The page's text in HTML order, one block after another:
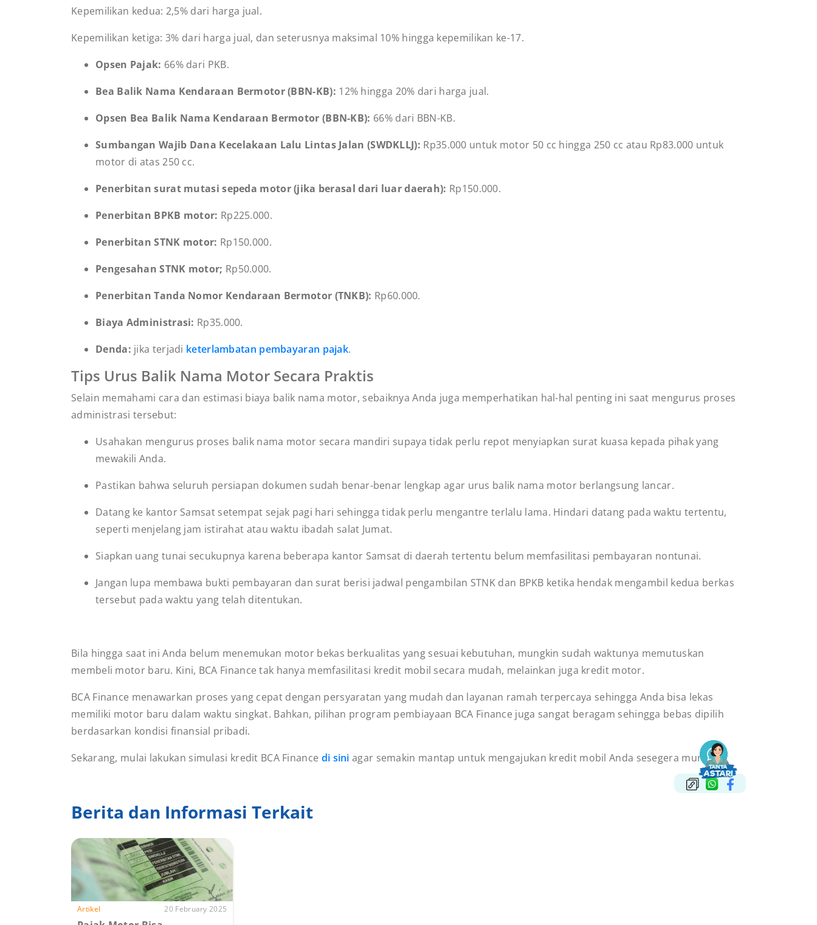
Kepemilikan kedua: 2,5% dari harga jual.
Kepemilikan ketiga: 3% dari harga jual, dan seterusnya maksimal 10% hingga kepemilikan ke-17.
Opsen Pajak: 66% dari PKB.
Bea Balik Nama Kendaraan Bermotor (BBN-KB): 12% hingga 20% dari harga jual.
Opsen Bea Balik Nama Kendaraan Bermotor (BBN-KB): 66% dari BBN-KB.
Sumbangan Wajib Dana Kecelakaan Lalu Lintas Jalan (SWDKLLJ): Rp35.000 untuk motor 50 cc hingga 250 cc atau Rp83.000 untuk
motor di atas 250 cc.
Penerbitan surat mutasi sepeda motor (jika berasal dari luar daerah): Rp150.000.
Penerbitan BPKB motor: Rp225.000.
Penerbitan STNK motor: Rp150.000.
Pengesahan STNK motor; Rp50.000.
Penerbitan Tanda Nomor Kendaraan Bermotor (TNKB): Rp60.000.
Biaya Administrasi: Rp35.000.
Denda: jika terjadi keterlambatan pembayaran pajak.
Tips Urus Balik Nama Motor Secara Praktis
Selain memahami cara dan estimasi biaya balik nama motor, sebaiknya Anda juga memperhatikan hal-hal penting ini saat mengurus proses
administrasi tersebut:
Usahakan mengurus proses balik nama motor secara mandiri supaya tidak perlu repot menyiapkan surat kuasa kepada pihak yang
mewakili Anda.
Pastikan bahwa seluruh persiapan dokumen sudah benar-benar lengkap agar urus balik nama motor berlangsung lancar.
Datang ke kantor Samsat setempat sejak pagi hari sehingga tidak perlu mengantre terlalu lama. Hindari datang pada waktu tertentu,
seperti menjelang jam istirahat atau waktu ibadah salat Jumat.
Siapkan uang tunai secukupnya karena beberapa kantor Samsat di daerah tertentu belum memfasilitasi pembayaran nontunai.
Jangan lupa membawa bukti pembayaran dan surat berisi jadwal pengambilan STNK dan BPKB ketika hendak mengambil kedua berkas
tersebut pada waktu yang telah ditentukan.
Bila hingga saat ini Anda belum menemukan motor bekas berkualitas yang sesuai kebutuhan, mungkin sudah waktunya memutuskan
membeli motor baru. Kini, BCA Finance tak hanya memfasilitasi kredit mobil secara mudah, melainkan juga kredit motor.
BCA Finance menawarkan proses yang cepat dengan persyaratan yang mudah dan layanan ramah terpercaya sehingga Anda bisa lekas
memiliki motor baru dalam waktu singkat. Bahkan, pilihan program pembiayaan BCA Finance juga sangat beragam sehingga bebas dipilih
berdasarkan kondisi finansial pribadi.
Sekarang, mulai lakukan simulasi kredit BCA Finance di sini agar semakin mantap untuk mengajukan kredit mobil Anda sesegera mungkin.
Berita dan Informasi Terkait
Artikel 20 February 2025